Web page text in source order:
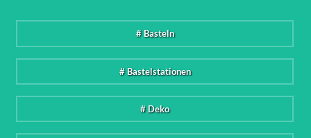
# Basteln
# Bastelstationen
# Deko